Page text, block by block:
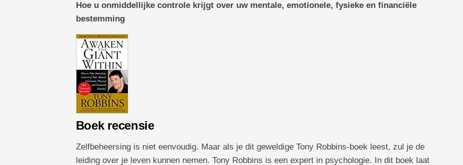
Hoe u onmiddellijke controle krijgt over uw mentale, emotionele, fysieke en financiële
bestemming
Boek recensie
Zelfbeheersing is niet eenvoudig. Maar als je dit geweldige Tony Robbins-boek leest, zul je de
leiding over je leven kunnen nemen. Tony Robbins is een expert in psychologie. In dit boek laat